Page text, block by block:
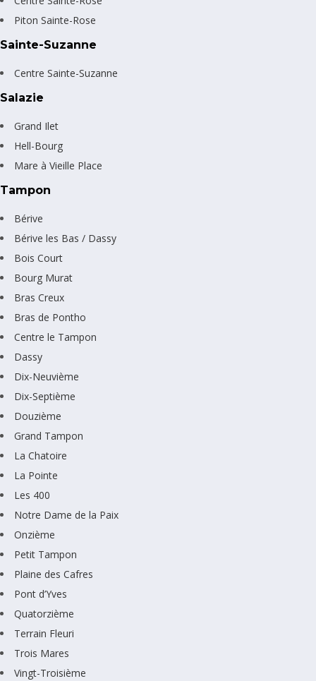
Piton Sainte-Rose
Sainte-Suzanne
Centre Sainte-Suzanne
Salazie
Grand Ilet
Hell-Bourg
Mare à Vieille Place
Tampon
Bérive
Bérive les Bas / Dassy
Bois Court
Bourg Murat
Bras Creux
Bras de Pontho
Centre le Tampon
Dassy
Dix-Neuvième
Dix-Septième
Douzième
Grand Tampon
La Chatoire
La Pointe
Les 400
Notre Dame de la Paix
Onzième
Petit Tampon
Plaine des Cafres
Pont d’Yves
Quatorzième
Terrain Fleuri
Trois Mares
Vingt-Troisième